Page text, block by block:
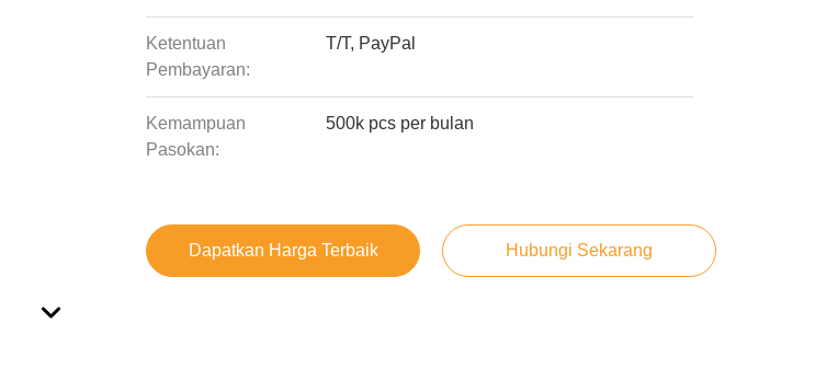
Ketentuan
Pembayaran:
T/T, PayPal
Kemampuan
Pasokan:
500k pcs per bulan
Dapatkan Harga Terbaik Hubungi Sekarang